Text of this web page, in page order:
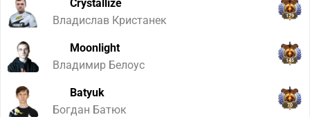
Crystallize
Владислав Кристанек
179
Moonlight
Владимир Белоус
145
Batyuk
Богдан Батюк
70